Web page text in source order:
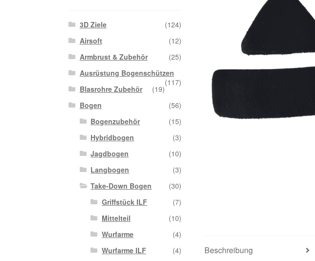
Beschreibung
3D Ziele
(124)
Airsoft
(12)
Armbrust & Zubehör
(25)
Ausrüstung Bogenschützen
(117)
Blasrohre Zubehör
(19)
Bogen
(56)
Bogenzubehör
(15)
Hybridbogen
(3)
Jagdbogen
(10)
Langbogen
(3)
Take-Down Bogen
(30)
Griffstück ILF
(7)
Mittelteil
(10)
Wurfarme
(4)
Wurfarme ILF
(4)